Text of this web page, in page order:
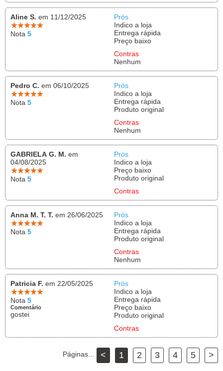
Aline S. em 11/12/2025
Nota 5
Prós
Indico a loja
Entrega rápida
Preço baixo
Contras
Nenhum
Pedro C. em 06/10/2025
Nota 5
Prós
Indico a loja
Entrega rápida
Produto original
Contras
Nenhum
GABRIELA G. M. em
04/08/2025
Nota 5
Prós
Indico a loja
Preço baixo
Produto original
Contras
Anna M. T. T. em 26/06/2025
Nota 5
Prós
Indico a loja
Entrega rápida
Produto original
Contras
Nenhum
Patricia F. em 22/05/2025
Nota 5
Comentário
gostei
Prós
Indico a loja
Entrega rápida
Preço baixo
Produto original
Contras
Páginas... < 1 2 3 4 5 >